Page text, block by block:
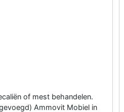
of mest behandelen.
Ammovit Mobiel in